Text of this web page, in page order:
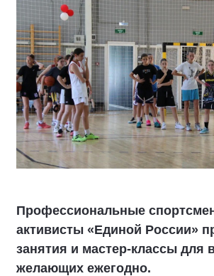
Профессиональные
активисты «Единой России»
занятия и мастер-классы для
желающих ежегодно.